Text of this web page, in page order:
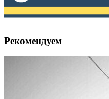
Рекомендуем